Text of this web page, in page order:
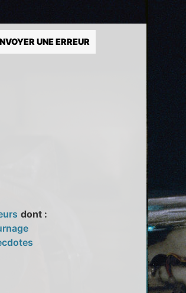
UNE ERREUR
dont :